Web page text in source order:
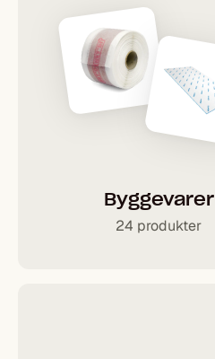
Byggevarer
24 produkter